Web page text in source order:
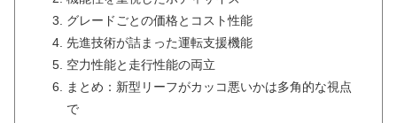
グレードごとの価格とコスト性能
先進技術が詰まった運転支援機能
空力性能と走行性能の両立
まとめ：新型リーフがカッコ悪いかは多角的な視点
で